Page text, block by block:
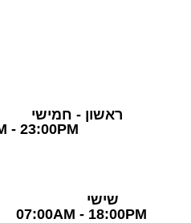
ראשון -
07:00AM - 18:00PM